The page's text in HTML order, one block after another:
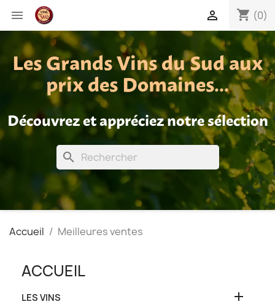
 shopping_cart (0)

Les Grands Vins du Sud aux
prix des Domaines...
Découvrez et appréciez notre sélection
search
Accueil Meilleures ventes
ACCUEIL
LES VINS 